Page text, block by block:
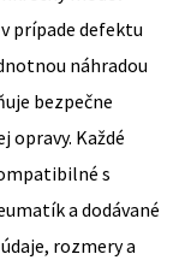
prípade defektu
náhradou
bezpečne
opravy. Každé
s
a dodávané
rozmery a